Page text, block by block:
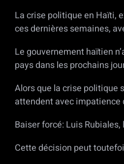
La crise politique en Haïti,
ces dernières semaines,
Le gouvernement haïtien
pays dans les prochains
Alors que la crise politique
attendent avec
Baiser forcé: Luis
Cette décision peut